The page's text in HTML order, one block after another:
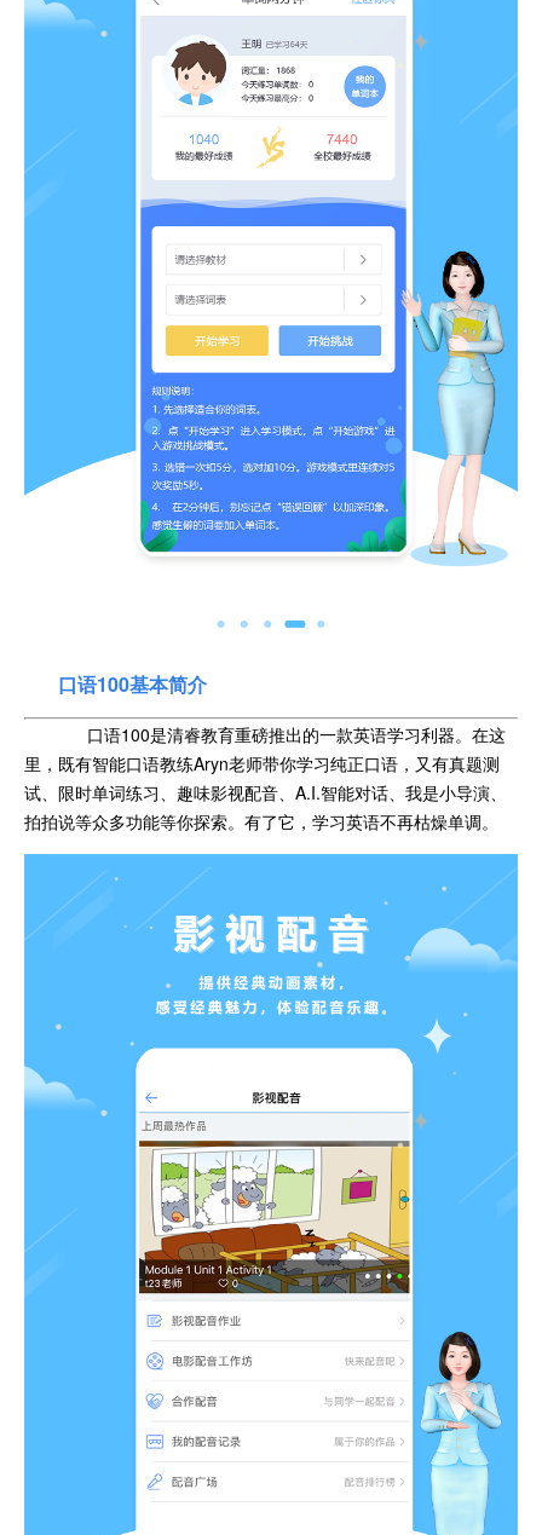
口语100基本简介
口语100是清睿教育重磅推出的一款英语学习利器。在这
里，既有智能口语教练Aryn老师带你学习纯正口语，又有真题测
试、限时单词练习、趣味影视配音、A.I.智能对话、我是小导演、
拍拍说等众多功能等你探索。有了它，学习英语不再枯燥单调。